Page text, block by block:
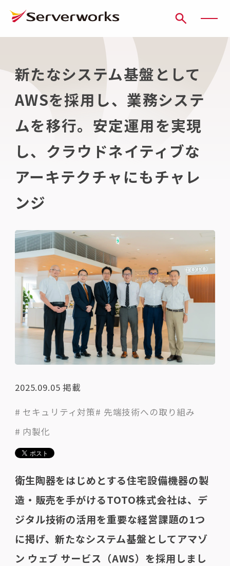
新たなシステム基盤として
AWSを採用し、業務システ
ムを移行。安定運用を実現
し、クラウドネイティブな
アーキテクチャにもチャレ
ンジ
2025.09.05 掲載
# セキュリティ対策# 先端技術への取り組み
# 内製化
衛生陶器をはじめとする住宅設備機器の製
造・販売を手がけるTOTO株式会社は、デ
ジタル技術の活用を重要な経営課題の1つ
に掲げ、新たなシステム基盤としてアマゾ
ン ウェブ サービス（AWS）を採用しまし